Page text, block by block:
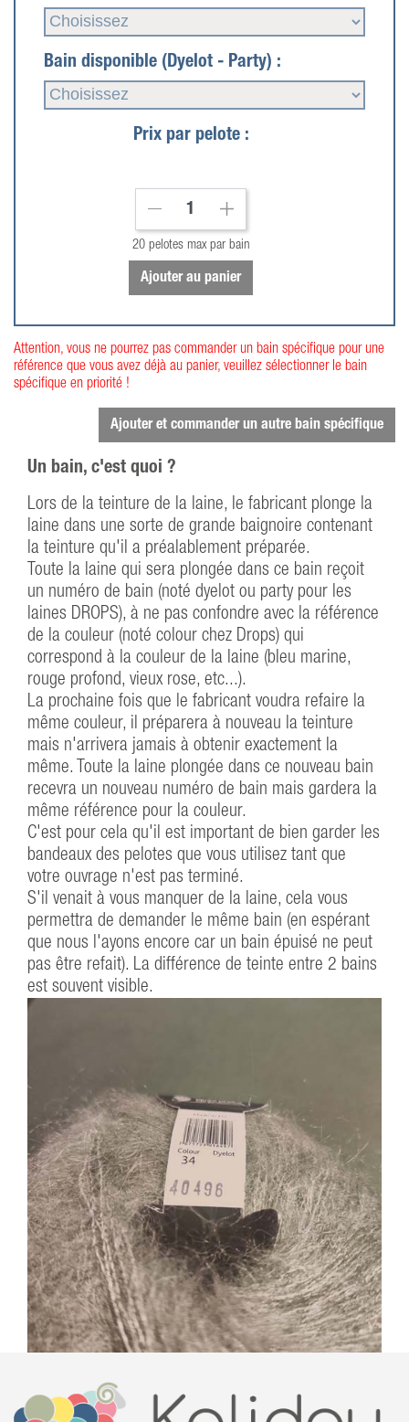
Bain disponible (Dyelot - Party) :
Prix par pelote :
20 pelotes max par bain
Ajouter au panier
Attention, vous ne pourrez pas commander un bain spécifique pour une
référence que vous avez déjà au panier, veuillez sélectionner le bain
spécifique en priorité !
Ajouter et commander un autre bain spécifique
Un bain, c'est quoi ?
Lors de la teinture de la laine, le fabricant plonge la
laine dans une sorte de grande baignoire contenant
la teinture qu'il a préalablement préparée.
Toute la laine qui sera plongée dans ce bain reçoit
un numéro de bain (noté dyelot ou party pour les
laines DROPS), à ne pas confondre avec la référence
de la couleur (noté colour chez Drops) qui
correspond à la couleur de la laine (bleu marine,
rouge profond, vieux rose, etc...).
La prochaine fois que le fabricant voudra refaire la
même couleur, il préparera à nouveau la teinture
mais n'arrivera jamais à obtenir exactement la
même. Toute la laine plongée dans ce nouveau bain
recevra un nouveau numéro de bain mais gardera la
même référence pour la couleur.
C'est pour cela qu'il est important de bien garder les
bandeaux des pelotes que vous utilisez tant que
votre ouvrage n'est pas terminé.
S'il venait à vous manquer de la laine, cela vous
permettra de demander le même bain (en espérant
que nous l'ayons encore car un bain épuisé ne peut
pas être refait). La différence de teinte entre 2 bains
est souvent visible.